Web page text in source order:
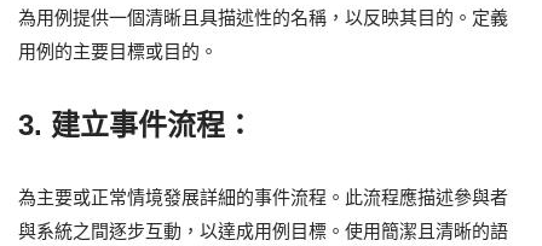
為用例提供一個清晰且具描述性的名稱，以反映其目的。定義
用例的主要目標或目的。
3. 建立事件流程：
為主要或正常情境發展詳細的事件流程。此流程應描述參與者
與系統之間逐步互動，以達成用例目標。使用簡潔且清晰的語